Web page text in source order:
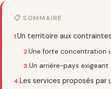
📋 SOMMAIRE
Un territoire aux
Une forte concentration
Un arrière-pays exigeant
Les services proposés par